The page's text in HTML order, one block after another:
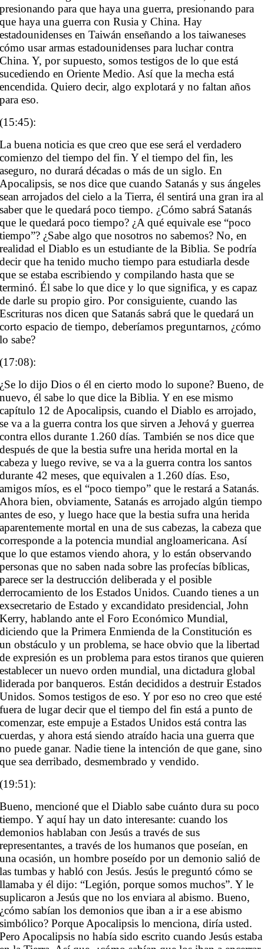
presionando para que haya una guerra, presionando para
que haya una guerra con Rusia y China. Hay
estadounidenses en Taiwán enseñando a los taiwaneses
cómo usar armas estadounidenses para luchar contra
China. Y, por supuesto, somos testigos de lo que está
sucediendo en Oriente Medio. Así que la mecha está
encendida. Quiero decir, algo explotará y no faltan años
para eso.
(15:45):
La buena noticia es que creo que ese será el verdadero
comienzo del tiempo del fin. Y el tiempo del fin, les
aseguro, no durará décadas o más de un siglo. En
Apocalipsis, se nos dice que cuando Satanás y sus ángeles
sean arrojados del cielo a la Tierra, él sentirá una gran ira al
saber que le quedará poco tiempo. ¿Cómo sabrá Satanás
que le quedará poco tiempo? ¿A qué equivale ese “poco
tiempo”? ¿Sabe algo que nosotros no sabemos? No, en
realidad el Diablo es un estudiante de la Biblia. Se podría
decir que ha tenido mucho tiempo para estudiarla desde
que se estaba escribiendo y compilando hasta que se
terminó. Él sabe lo que dice y lo que significa, y es capaz
de darle su propio giro. Por consiguiente, cuando las
Escrituras nos dicen que Satanás sabrá que le quedará un
corto espacio de tiempo, deberíamos preguntarnos, ¿cómo
lo sabe?
(17:08):
¿Se lo dijo Dios o él en cierto modo lo supone? Bueno, de
nuevo, él sabe lo que dice la Biblia. Y en ese mismo
capítulo 12 de Apocalipsis, cuando el Diablo es arrojado,
se va a la guerra contra los que sirven a Jehová y guerrea
contra ellos durante 1.260 días. También se nos dice que
después de que la bestia sufre una herida mortal en la
cabeza y luego revive, se va a la guerra contra los santos
durante 42 meses, que equivalen a 1.260 días. Eso,
amigos míos, es el “poco tiempo” que le restará a Satanás.
Ahora bien, obviamente, Satanás es arrojado algún tiempo
antes de eso, y luego hace que la bestia sufra una herida
aparentemente mortal en una de sus cabezas, la cabeza que
corresponde a la potencia mundial angloamericana. Así
que lo que estamos viendo ahora, y lo están observando
personas que no saben nada sobre las profecías bíblicas,
parece ser la destrucción deliberada y el posible
derrocamiento de los Estados Unidos. Cuando tienes a un
exsecretario de Estado y excandidato presidencial, John
Kerry, hablando ante el Foro Económico Mundial,
diciendo que la Primera Enmienda de la Constitución es
un obstáculo y un problema, se hace obvio que la libertad
de expresión es un problema para estos tiranos que quieren
establecer un nuevo orden mundial, una dictadura global
liderada por banqueros. Están decididos a destruir Estados
Unidos. Somos testigos de eso. Y por eso no creo que esté
fuera de lugar decir que el tiempo del fin está a punto de
comenzar, este empuje a Estados Unidos está contra las
cuerdas, y ahora está siendo atraído hacia una guerra que
no puede ganar. Nadie tiene la intención de que gane, sino
que sea derribado, desmembrado y vendido.
(19:51):
Bueno, mencioné que el Diablo sabe cuánto dura su poco
tiempo. Y aquí hay un dato interesante: cuando los
demonios hablaban con Jesús a través de sus
representantes, a través de los humanos que poseían, en
una ocasión, un hombre poseído por un demonio salió de
las tumbas y habló con Jesús. Jesús le preguntó cómo se
llamaba y él dijo: “Legión, porque somos muchos”. Y le
suplicaron a Jesús que no los enviara al abismo. Bueno,
¿cómo sabían los demonios que iban a ir a ese abismo
simbólico? Porque Apocalipsis lo menciona, diría usted.
Pero Apocalipsis no había sido escrito cuando Jesús estaba